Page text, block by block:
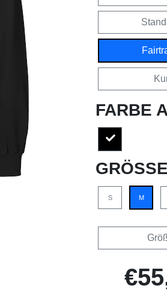
FARBE
S M